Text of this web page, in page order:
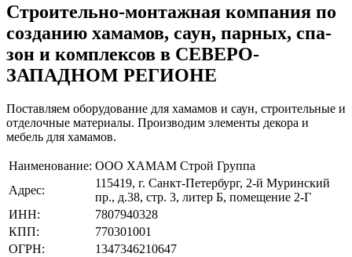
Строительно-монтажная компания по
созданию хамамов, саун, парных, спа-
зон и комплексов в СЕВЕРО-
ЗАПАДНОМ РЕГИОНЕ
Поставляем оборудование для хамамов и саун, строительные и
отделочные материалы. Производим элементы декора и
мебель для хамамов.
Наименование: ООО ХАМАМ Строй Группа
Адрес:
115419, г. Санкт-Петербург, 2-й Муринский
пр., д.38, стр. 3, литер Б, помещение 2-Г
ИНН:
7807940328
КПП:
770301001
ОГРН:
1347346210647